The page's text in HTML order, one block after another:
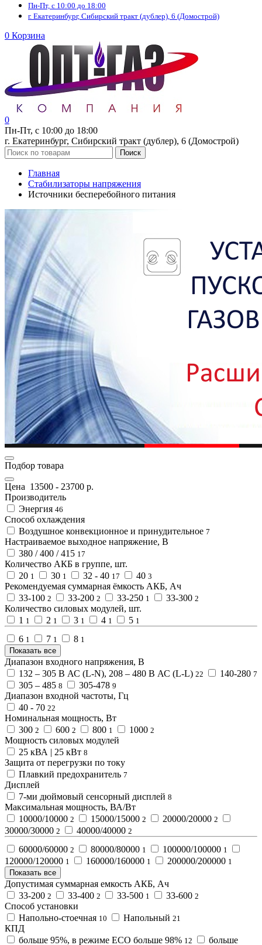
Пн-Пт, с 10:00 до 18:00
г. Екатеринбург, Сибирский тракт (дублер), 6 (Домострой)
0 Корзина
0
Пн-Пт, с 10:00 до 18:00
г. Екатеринбург, Сибирский тракт (дублер), 6 (Домострой)
Поиск
Главная
Стабилизаторы напряжения
Источники бесперебойного питания
Подбор товара
Цена 13500 - 23700 р.
Производитель
Энергия 46
Способ охлаждения
Воздушное конвекционное и принудительное 7
Настраиваемое выходное напряжение, В
380 / 400 / 415 17
Количество АКБ в группе, шт.
20 1 30 1 32 - 40 17 40 3
Рекомендуемая суммарная ёмкость АКБ, Ач
33-100 2 33-200 2 33-250 1 33-300 2
Количество силовых модулей, шт.
1 1 2 1 3 1 4 1 5 1
6 1 7 1 8 1
Показать все
Диапазон входного напряжения, В
132 – 305 В АС (L-N), 208 – 480 В АС (L-L) 22 140-280 7
305 – 485 8 305-478 9
Диапазон входной частоты, Гц
40 - 70 22
Номинальная мощность, Вт
300 2 600 2 800 1 1000 2
Мощность силовых модулей
25 кВА | 25 кВт 8
Защита от перегрузки по току
Плавкий предохранитель 7
Дисплей
7-ми дюймовый сенсорный дисплей 8
Максимальная мощность, ВА/Вт
10000/10000 2 15000/15000 2 20000/20000 2
30000/30000 2 40000/40000 2
60000/60000 2 80000/80000 1 100000/100000 1
120000/120000 1 160000/160000 1 200000/200000 1
Показать все
Допустимая суммарная емкость АКБ, Ач
33-200 2 33-400 2 33-500 1 33-600 2
Способ установки
Напольно-стоечная 10 Напольный 21
КПД
больше 95%, в режиме ECO больше 98% 12 больше